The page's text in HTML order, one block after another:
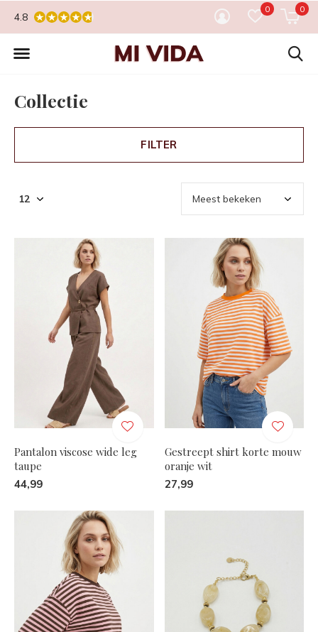
0 0
4.8
Collectie
FILTER
Pantalon viscose wide leg
taupe
44,99
Gestreept shirt korte mouw
oranje wit
27,99